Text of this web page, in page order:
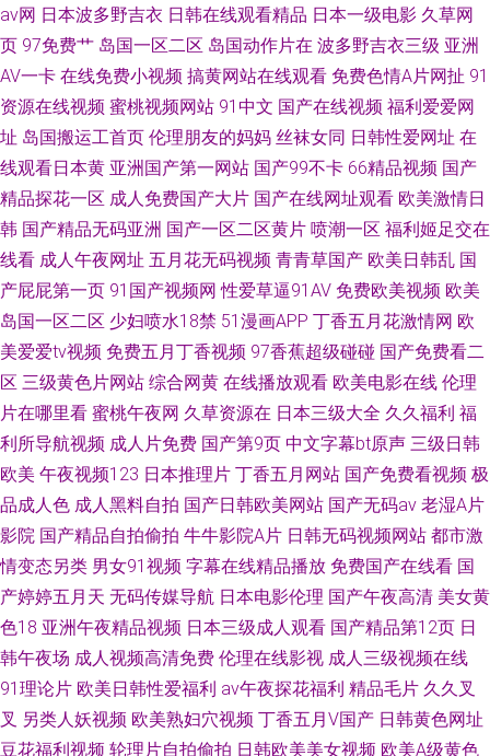
av网 日本波多野吉衣 日韩在线观看精品 日本一级电影 久草网
页 97免费艹 岛国一区二区 岛国动作片在 波多野吉衣三级 亚洲
AV一卡 在线免费小视频 搞黄网站在线观看 免费色情A片网扯 91
资源在线视频 蜜桃视频网站 91中文 国产在线视频 福利爱爱网
址 岛国搬运工首页 伦理朋友的妈妈 丝袜女同 日韩性爱网址 在
线观看日本黄 亚洲国产第一网站 国产99不卡 66精品视频 国产
精品探花一区 成人免费国产大片 国产在线网址观看 欧美激情日
韩 国产精品无码亚洲 国产一区二区黄片 喷潮一区 福利姬足交在
线看 成人午夜网址 五月花无码视频 青青草国产 欧美日韩乱 国
产屁屁第一页 91国产视频网 性爱草逼91AV 免费欧美视频 欧美
岛国一区二区 少妇喷水18禁 51漫画APP 丁香五月花激情网 欧
美爱爱tv视频 免费五月丁香视频 97香蕉超级碰碰 国产免费看二
区 三级黄色片网站 综合网黄 在线播放观看 欧美电影在线 伦理
片在哪里看 蜜桃午夜网 久草资源在 日本三级大全 久久福利 福
利所导航视频 成人片免费 国产第9页 中文字幕bt原声 三级日韩
欧美 午夜视频123 日本推理片 丁香五月网站 国产免费看视频 极
品成人色 成人黑料自拍 国产日韩欧美网站 国产无码av 老湿A片
影院 国产精品自拍偷拍 牛牛影院A片 日韩无码视频网站 都市激
情变态另类 男女91视频 字幕在线精品播放 免费国产在线看 国
产婷婷五月天 无码传媒导航 日本电影伦理 国产午夜高清 美女黄
色18 亚洲午夜精品视频 日本三级成人观看 国产精品第12页 日
韩午夜场 成人视频高清免费 伦理在线影视 成人三级视频在线
91理论片 欧美日韩性爱福利 av午夜探花福利 精品毛片 久久叉
叉 另类人妖视频 欧美熟妇穴视频 丁香五月V国产 日韩黄色网址
豆花福利视频 轮理片自拍偷拍 日韩欧美美女视频 欧美A级黄色